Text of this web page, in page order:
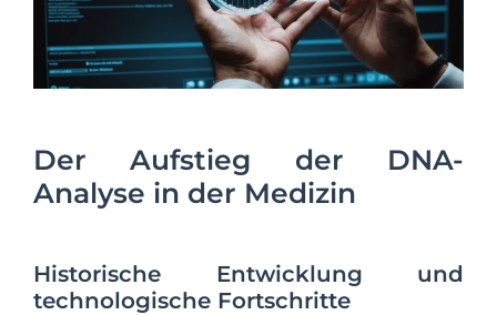
Der Aufstieg der DNA-
Analyse in der Medizin
Historische Entwicklung und
technologische Fortschritte